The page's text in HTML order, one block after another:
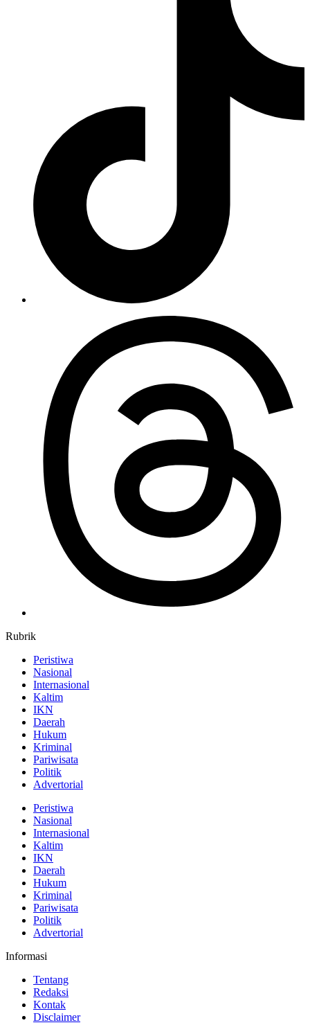
Rubrik
Peristiwa
Nasional
Internasional
Kaltim
IKN
Daerah
Hukum
Kriminal
Pariwisata
Politik
Advertorial
Peristiwa
Nasional
Internasional
Kaltim
IKN
Daerah
Hukum
Kriminal
Pariwisata
Politik
Advertorial
Informasi
Tentang
Redaksi
Kontak
Disclaimer